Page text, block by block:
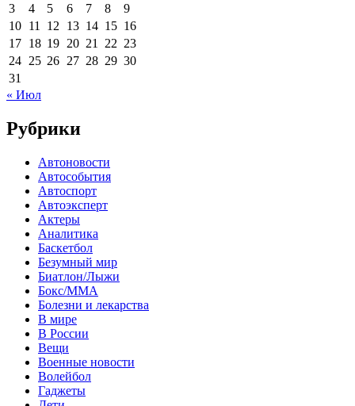
3
4 5 6 7 8
9
10 11 12 13 14 15 16
17 18 19 20 21 22 23
24 25 26 27 28 29 30
31
« Июл
Рубрики
Автоновости
Автособытия
Автоспорт
Автоэксперт
Актеры
Аналитика
Баскетбол
Безумный мир
Биатлон/Лыжи
Бокс/MMA
Болезни и лекарства
В мире
В России
Вещи
Военные новости
Волейбол
Гаджеты